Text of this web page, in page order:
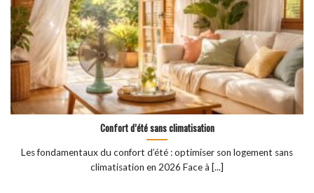
Confort d’été sans climatisation
Les fondamentaux du confort d’été : optimiser son logement sans
climatisation en 2026 Face à [...]